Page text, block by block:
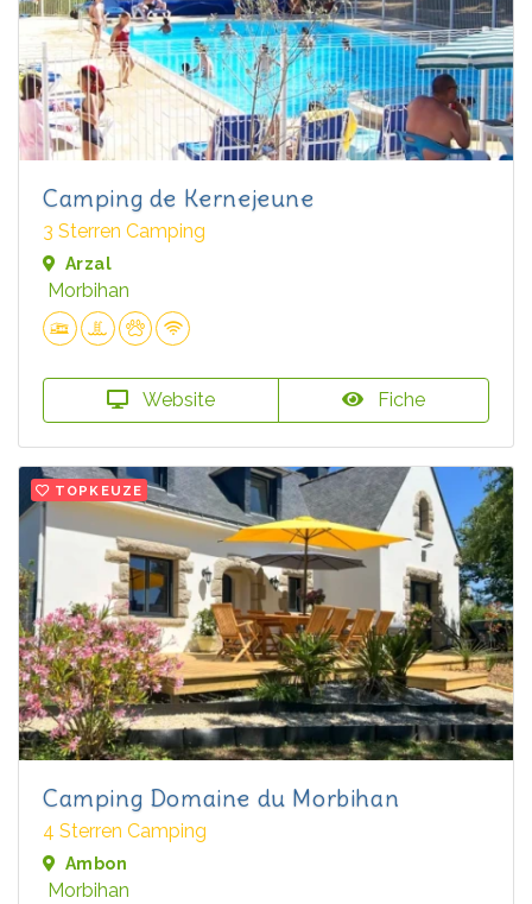
Camping de Kernejeune
3 Sterren Camping
Arzal
Morbihan
Website Fiche
TOPKEUZE
Camping Domaine du Morbihan
4 Sterren Camping
Ambon
Morbihan